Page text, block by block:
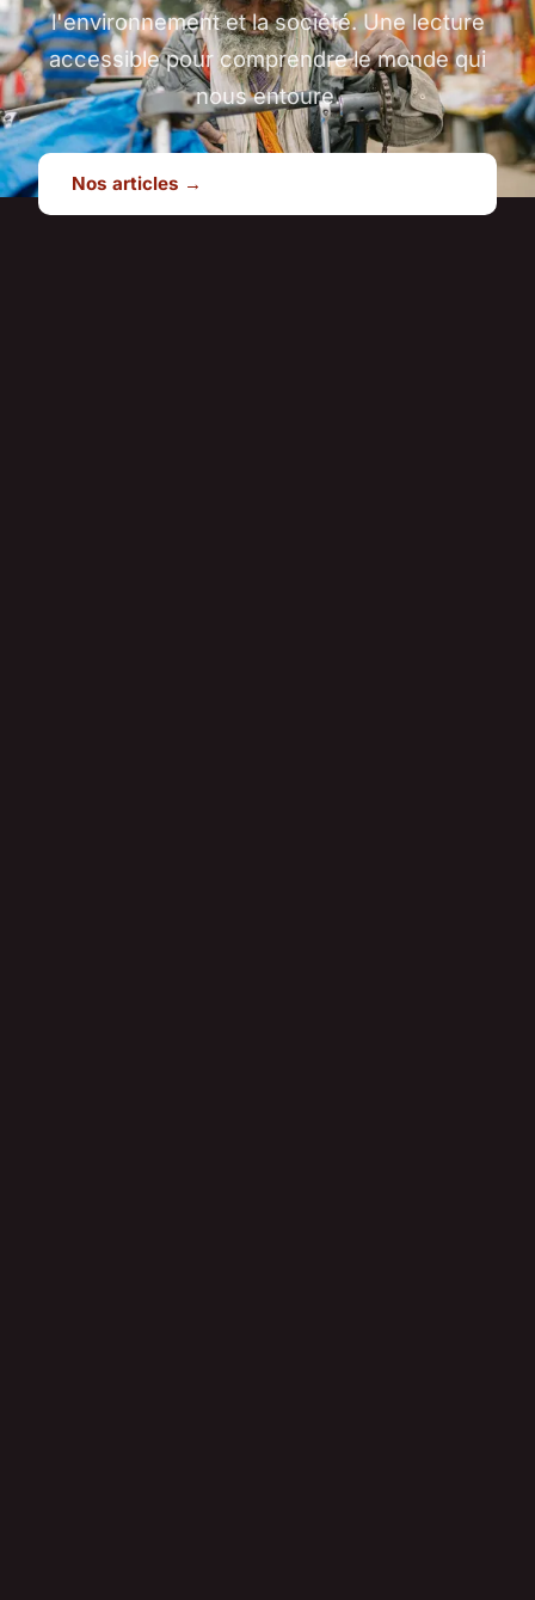
l'environnement et la société. Une lecture
accessible pour comprendre le monde qui
nous entoure.
Nos articles →